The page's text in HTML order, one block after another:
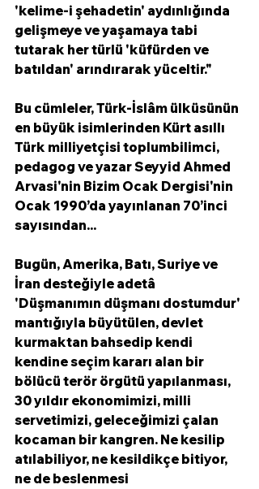
'kelime-i şehadetin' aydınlığında
gelişmeye ve yaşamaya tabi
tutarak her türlü 'küfürden ve
batıldan' arındırarak yüceltir."
Bu cümleler, Türk-İslâm ülküsünün
en büyük isimlerinden Kürt asıllı
Türk milliyetçisi toplumbilimci,
pedagog ve yazar Seyyid Ahmed
Arvasi'nin Bizim Ocak Dergisi'nin
Ocak 1990’da yayınlanan 70’inci
sayısından...
Bugün, Amerika, Batı, Suriye ve
İran desteğiyle adetâ
'Düşmanımın düşmanı dostumdur'
mantığıyla büyütülen, devlet
kurmaktan bahsedip kendi
kendine seçim kararı alan bir
bölücü terör örgütü yapılanması,
30 yıldır ekonomimizi, milli
servetimizi, geleceğimizi çalan
kocaman bir kangren. Ne kesilip
atılabiliyor, ne kesildikçe bitiyor,
ne de beslenmesi